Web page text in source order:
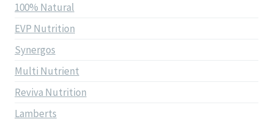
100% Natural
EVP Nutrition
Synergos
Multi Nutrient
Reviva Nutrition
Lamberts